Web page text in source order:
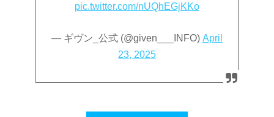
pic.twitter.com/nUQhEGjKKo
— ギヴン_公式 (@given___INFO) April
23, 2025